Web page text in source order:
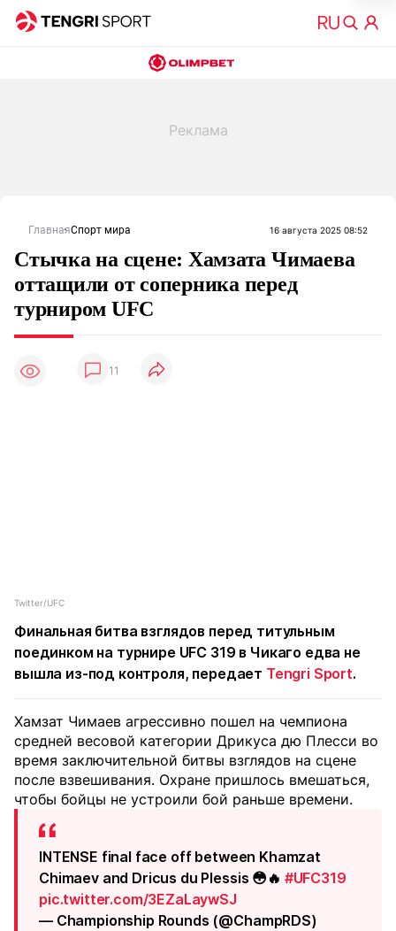
ГлавнаяСпорт мира 16 августа 2025 08:52
Стычка на сцене: Хамзата Чимаева
оттащили от соперника перед
турниром UFC
11
Twitter/UFC
Финальная битва взглядов перед титульным
поединком на турнире UFC 319 в Чикаго едва не
вышла из-под контроля, передает Tengri Sport.
Хамзат Чимаев агрессивно пошел на чемпиона
средней весовой категории Дрикуса дю Плесси во
время заключительной битвы взглядов на сцене
после взвешивания. Охране пришлось вмешаться,
чтобы бойцы не устроили бой раньше времени.
INTENSE final face off between Khamzat
Chimaev and Dricus du Plessis 😳🔥 #UFC319
pic.twitter.com/3EZaLaywSJ
— Championship Rounds (@ChampRDS)